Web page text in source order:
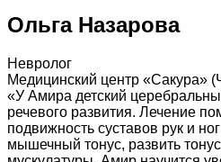
Ольга Назарова
Невролог
Медицинский центр «Сакура»
«У Амира детский
речевого развития. Лечение
подвижность суставов рук и
мышечный тонус, развить